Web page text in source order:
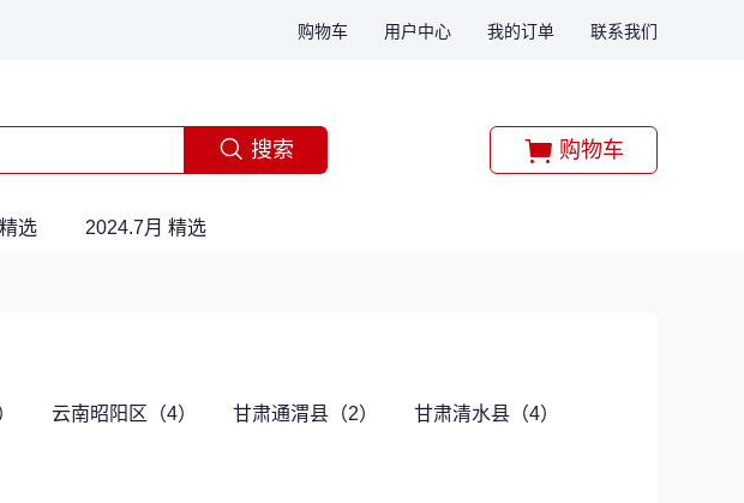
购物车 用户中心 我的订单 联系我们
搜索 购物车
选 2024.7月 精选
云南昭阳区（4） 甘肃通渭县（2） 甘肃清水县（4）